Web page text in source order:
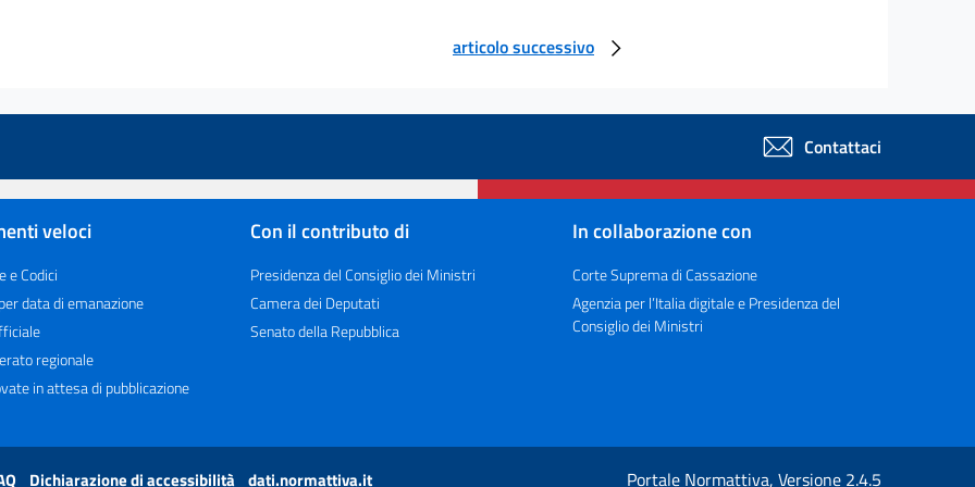
articolo successivo
Contattaci
veloci
e Codici
data di emanazione
regionale
in attesa di pubblicazione
Con il contributo di
Presidenza del Consiglio dei Ministri
Camera dei Deputati
Senato della Repubblica
In collaborazione con
Corte Suprema di Cassazione
Agenzia per l’Italia digitale e Presidenza del
Consiglio dei Ministri
Dichiarazione di accessibilità dati.normattiva.it Portale Normattiva, Versione 2.4.5